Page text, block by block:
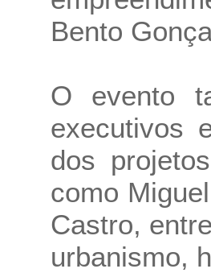
Bento
O evento
executivos
dos
como
Castro,
urbanismo,